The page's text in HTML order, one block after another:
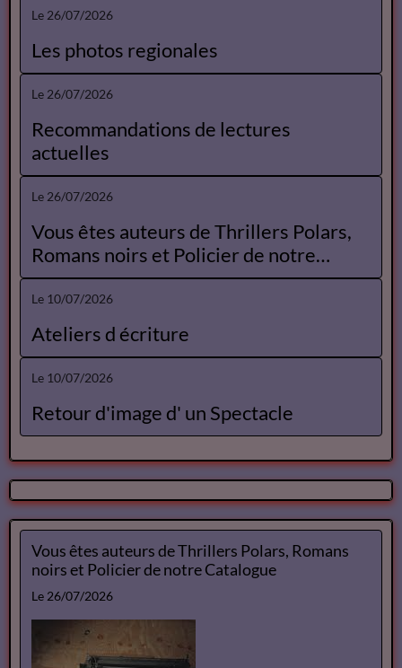
Le 26/07/2026
Les photos regionales
Le 26/07/2026
Recommandations de lectures
actuelles
Le 26/07/2026
Vous êtes auteurs de Thrillers Polars,
Romans noirs et Policier de notre
Catalogue
Le 10/07/2026
Ateliers d écriture
Le 10/07/2026
Retour d'image d' un Spectacle
Vous êtes auteurs de Thrillers Polars, Romans
noirs et Policier de notre Catalogue
Le 26/07/2026